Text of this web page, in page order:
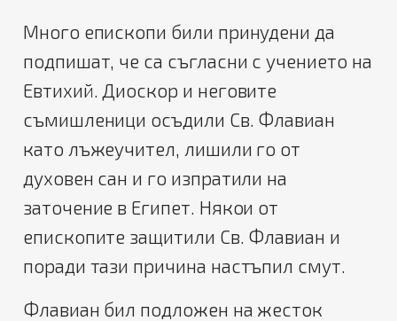
Много епископи били принудени да
подпишат, че са съгласни с учението на
Евтихий. Диоскор и неговите
съмишленици осъдили Св. Флавиан
като лъжеучител, лишили го от
духовен сан и го изпратили на
заточение в Египет. Някои от
епископите защитили Св. Флавиан и
поради тази причина настъпил смут.
Флавиан бил подложен на жесток